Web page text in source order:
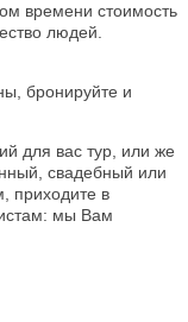
времени стоимость
людей.
бронируйте и
для вас тур, или же
свадебный или
приходите в
мы Вам